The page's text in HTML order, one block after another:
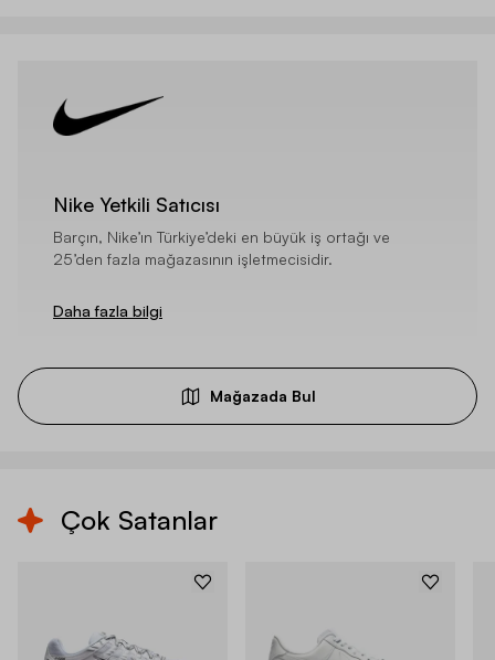
Nike Yetkili Satıcısı
Barçın, Nike’ın Türkiye’deki en büyük iş ortağı ve
25’den fazla mağazasının işletmecisidir.
Daha fazla bilgi
Mağazada Bul
Çok Satanlar